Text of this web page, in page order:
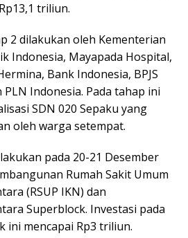
triliun.
2 dilakukan oleh Kementerian
Indonesia, Mayapada Hospital,
Bank Indonesia, BPJS
Indonesia. Pada tahap ini
SDN 020 Sepaku yang
oleh warga setempat.
pada 20-21 Desember
Rumah Sakit Umum
(RSUP IKN) dan
Superblock. Investasi pada
ini mencapai Rp3 triliun.